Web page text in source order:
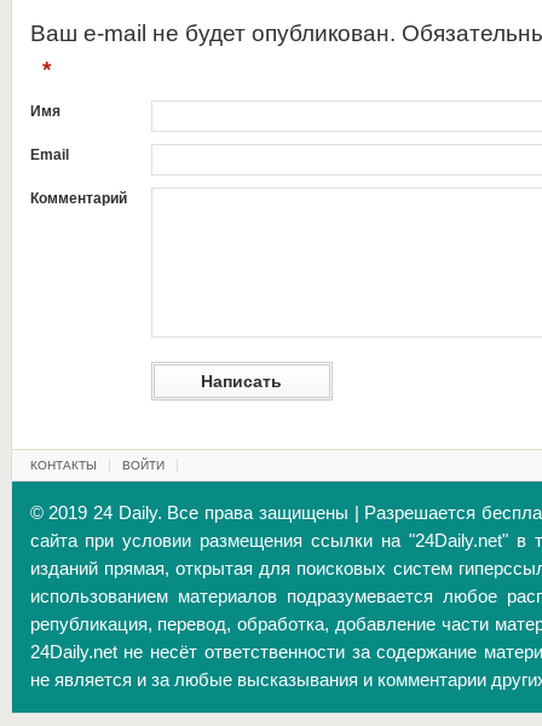
Ваш e-mail не будет опубликован.
*
Имя
Email
Комментарий
КОНТАКТЫ ВОЙТИ
© 2019 24 Daily. Все права защищены | Разрешается
сайта при условии размещения ссылки на "24Daily.net" в
изданий прямая, открытая для поисковых систем
использованием материалов подразумевается любое
републикация, перевод, обработка, добавление части
24Daily.net не несёт ответственности за содержание
не является и за любые высказывания и комментарии